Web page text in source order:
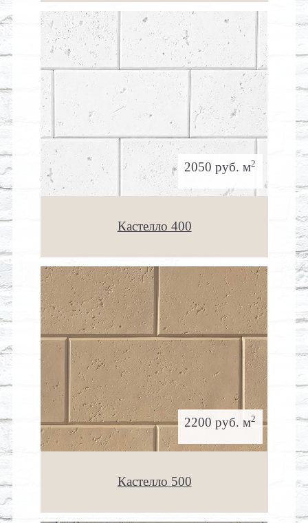
2050 руб. м2
Кастелло 400
2200 руб. м2
Кастелло 500